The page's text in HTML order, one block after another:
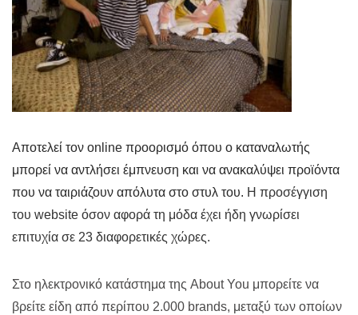
Αποτελεί τον online προορισμό όπου ο καταναλωτής
μπορεί να αντλήσει έμπνευση και να ανακαλύψει προϊόντα
που να ταιριάζουν απόλυτα στο στυλ του. H προσέγγιση
του website όσον αφορά τη μόδα έχει ήδη γνωρίσει
επιτυχία σε 23 διαφορετικές χώρες.
Στο ηλεκτρονικό κατάστημα της About You μπορείτε να
βρείτε είδη από περίπου 2.000 brands, μεταξύ των οποίων